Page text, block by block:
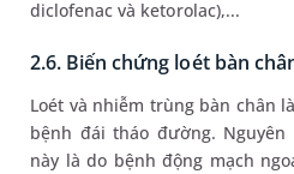
diclofenac và ketorolac),...
2.6. Biến chứng loét bàn
Loét và nhiễm trùng bàn chân
bệnh đái tháo đường.
này là do bệnh động mạch